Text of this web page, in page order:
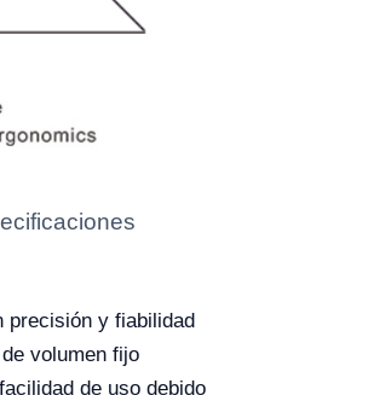
precisión y fiabilidad
volumen fijo
de uso debido